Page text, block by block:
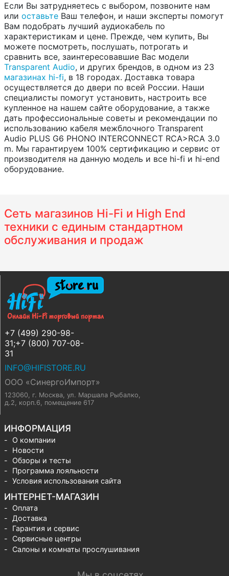
Если Вы затрудняетесь с выбором, позвоните нам
или оставьте Ваш телефон, и наши эксперты помогут
Вам подобрать лучший аудиокабель по
характеристикам и цене. Прежде, чем купить, Вы
можете посмотреть, послушать, потрогать и
сравнить все, заинтересовавшие Вас модели
Transparent Audio, и других брендов, в одном из 23
магазинах hi-fi, в 18 городах. Доставка товара
осуществляется до двери по всей России. Наши
специалисты помогут установить, настроить все
купленное на нашем сайте оборудование, а также
дать профессиональные советы и рекомендации по
использованию кабеля межблочного Transparent
Audio PLUS G6 PHONO INTERCONNECT RCA>RCA 3.0
m. Мы гарантируем 100% сертификацию и сервис от
производителя на данную модель и все hi-fi и hi-end
оборудование.
Сеть магазинов Hi-Fi и High End
техники с единым стандартном
обслуживания и продаж
+7 (499) 290-98-
31;+7 (800) 707-08-
31
INFO@HIFISTORE.RU
ООО «СинергоИмпорт»
123060, г. Москва, ул. Маршала Рыбалко,
д.2, корп.6, помещение 617
ИНФОРМАЦИЯ
О компании
Новости
Обзоры и тесты
Программа лояльности
Условия использования сайта
ИНТЕРНЕТ-МАГАЗИН
Оплата
Доставка
Гарантия и сервис
Сервисные центры
Салоны и комнаты прослушивания